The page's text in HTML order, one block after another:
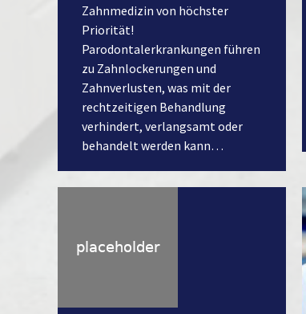
Zahnmedizin von höchster
Priorität!
Parodontalerkrankungen führen
zu Zahnlockerungen und
Zahnverlusten, was mit der
rechtzeitigen Behandlung
verhindert, verlangsamt oder
behandelt werden kann…